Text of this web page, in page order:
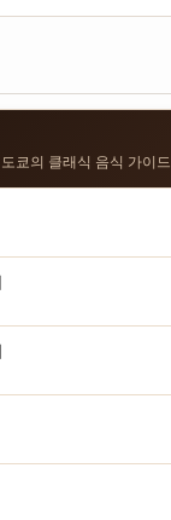
쿄의 클래식 음식 가이드